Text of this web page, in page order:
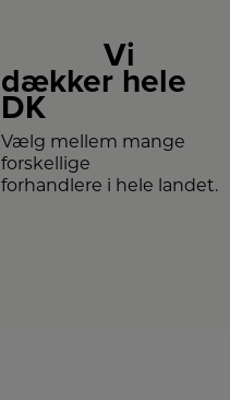
Vi
dækker hele
DK
Vælg mellem mange
forskellige
forhandlere i hele landet.